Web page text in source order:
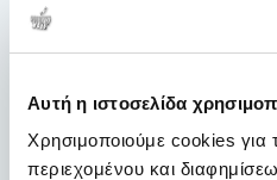
Αυτή η ιστοσελίδα
Χρησιμοποιούμε cookies για
περιεχομένου και